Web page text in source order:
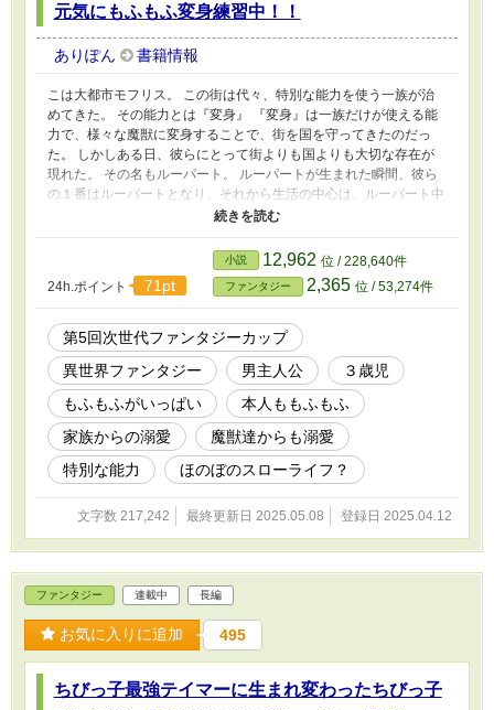
元気にもふもふ変身練習中！！
ありぽん 書籍情報
こは大都市モフリス。 この街は代々、特別な能力を使う一族が治
めてきた。 その能力とは『変身』 『変身』は一族だけが使える能
力で、様々な魔獣に変身することで、街を国を守ってきたのだっ
た。 しかしある日、彼らにとって街よりも国よりも大切な存在が
現れた。 その名もルーパート。 ルーパートが生まれた瞬間、彼ら
の１番はルーパートとなり、それから生活の中心は、ルーパート中
心の生活になったのだった そんなルーパートも、世界最強かもし
のまにか、ひよこしゃんになっちゃったぁ」 時々変身の能力を発
揮しながら、大好きな家族に囲まれて、ルーパートは今日も元気に
成長中！！
24h.ポイント 71pt
小説 12,962 位 / 228,640件
ファンタジー 2,365 位 / 53,274件
第5回次世代ファンタジーカップ
異世界ファンタジー
男主人公
３歳児
もふもふがいっぱい
本人ももふもふ
家族からの溺愛
魔獣達からも溺愛
特別な能力
ほのぼのスローライフ？
文字数 217,242 最終更新日 2025.05.08 登録日 2025.04.12
ファンタジー 連載中 長編
お気に入りに追加 495
ちびっ子最強テイマーに生まれ変わったちびっ子